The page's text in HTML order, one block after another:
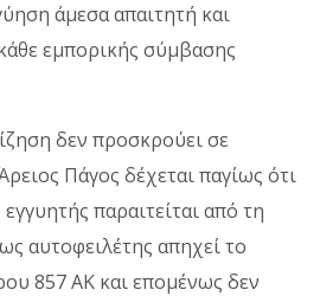
άμεσα απαιτητή και
εμπορικής σύμβασης
δεν προσκρούει σε
Πάγος δέχεται παγίως ότι
παραιτείται από τη
αυτοφειλέτης απηχεί το
857 ΑΚ και επομένως δεν